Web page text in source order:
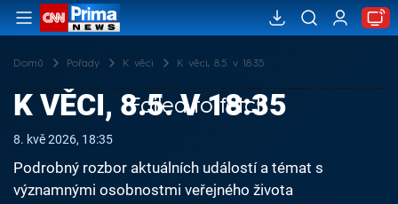
Domů Pořady K věci K věci, 8.5. v 18:35
Failed to fetch
K VĚCI, 8.5. V 18:35
8. kvě 2026, 18:35
Podrobný rozbor aktuálních událostí a témat s
významnými osobnostmi veřejného života